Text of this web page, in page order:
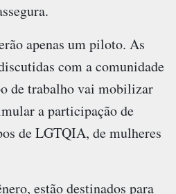
apenas um piloto. As
com a comunidade
de trabalho vai mobilizar
a participação de
de LGTQIA, de mulheres
estão destinados para